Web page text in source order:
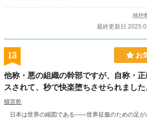
感想
最終更新日
13 お
他称・悪の組織の幹部ですが、自称・
スされて、秒で快楽堕ちさせられました
猫宮乾
日本は世界の縮図である――世界征服のための足が